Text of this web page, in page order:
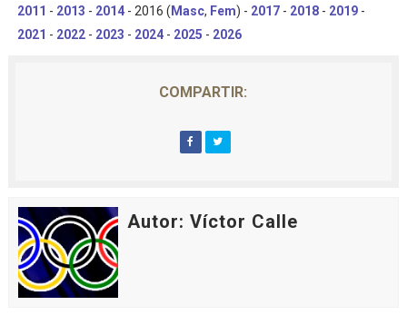
2011 - 2013 - 2014- 2016 ( Masc, Fem) - 2017- 2018- 2019-
2021 - 2022- 2023 - 2024- 2025 - 2026
COMPARTIR:
Autor: Víctor Calle